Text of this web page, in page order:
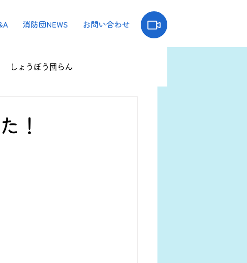
消防団NEWS お問い合わせ
しょうぼう団らん
！